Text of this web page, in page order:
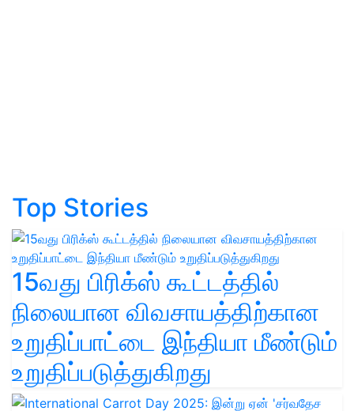
Top Stories
15வது பிரிக்ஸ் கூட்டத்தில்
நிலையான விவசாயத்திற்கான
உறுதிப்பாட்டை இந்தியா மீண்டும்
உறுதிப்படுத்துகிறது